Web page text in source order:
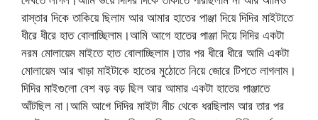
রাস্তার দিকে তাকিয়ে ছিলাম আর আমার হাতের পাঞ্জা দিয়ে দিদির মাইটাতে
ধীরে ধীরে হাত বোলাচ্ছিলাম।আমি আগে হাতের পাঞ্জা দিয়ে দিদির একটা
নরম মোলায়েম মাইতে হাত বোলাচ্ছিলাম।তার পর ধীরে ধীরে আমি একটা
মোলায়েম আর খাড়া মাইটাকে হাতের মুঠোতে নিয়ে জোরে টিপতে লাগলাম।
দিদির মাইগুলো বেশ বড় বড় ছিল আর আমার একটা হাতের পাঞ্জাতে
আঁটছিল না।আমি আগে দিদির মাইটা নীচ থেকে ধরছিলাম আর তার পর